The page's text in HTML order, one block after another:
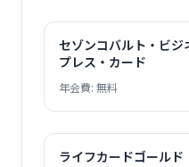
セゾンコバルト・ビジ
プレス・カード
年会費: 無料
ライフカードゴールド